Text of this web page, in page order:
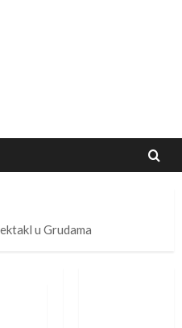
u Grudama